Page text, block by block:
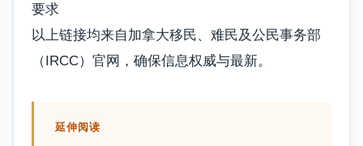
要求
以上链接均来自加拿大移民、难民及公民事务部
（IRCC）官网，确保信息权威与最新。
延伸阅读